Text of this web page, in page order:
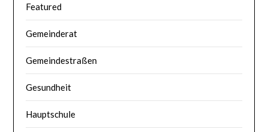
Featured
Gemeinderat
Gemeindestraßen
Gesundheit
Hauptschule